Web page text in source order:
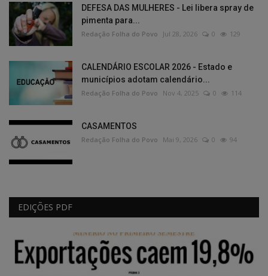
DEFESA DAS MULHERES - Lei libera spray de
pimenta para...
Redação Folha do Povo Jul 28, 2026 0 129
CALENDÁRIO ESCOLAR 2026 - Estado e
municípios adotam calendário...
Redação Folha do Povo Nov 4, 2025 0 114
CASAMENTOS
Redação Folha do Povo Mai 9, 2026 0 94
EDIÇÕES PDF